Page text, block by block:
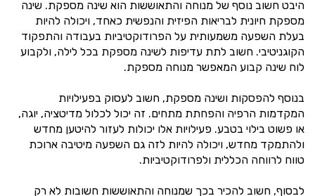
היבט חשוב נוסף של מנוחה והתאוששות הוא שינה מספקת. שינה
מספקת חיונית לבריאות הפיזית והנפשית כאחד, ויכולה להיות
בעלת השפעה משמעותית על הפרודוקטיביות בעבודה והתפקוד
הקוגניטיבי. חשוב לתת עדיפות לשינה מספקת בכל לילה, ולקבוע
לוח שינה קבוע המאפשר מנוחה מספקת.
בנוסף להפסקות ושינה מספקת, חשוב לעסוק בפעילויות
המקדמות הרפיה והפחתת מתחים. זה יכול לכלול מדיטציה, יוגה,
או פשוט בילוי בטבע. פעילויות אלו יכולות לעזור להיטען מחדש
ולהתמקד מחדש, ויכולה להיות לזה גם השפעה מיטיבה ארוכת
טווח לרווחה הכללית ולפרודוקטיביות.
לבסוף, חשוב להכיר בכך שמנוחה והתאוששות חשובות לא רק